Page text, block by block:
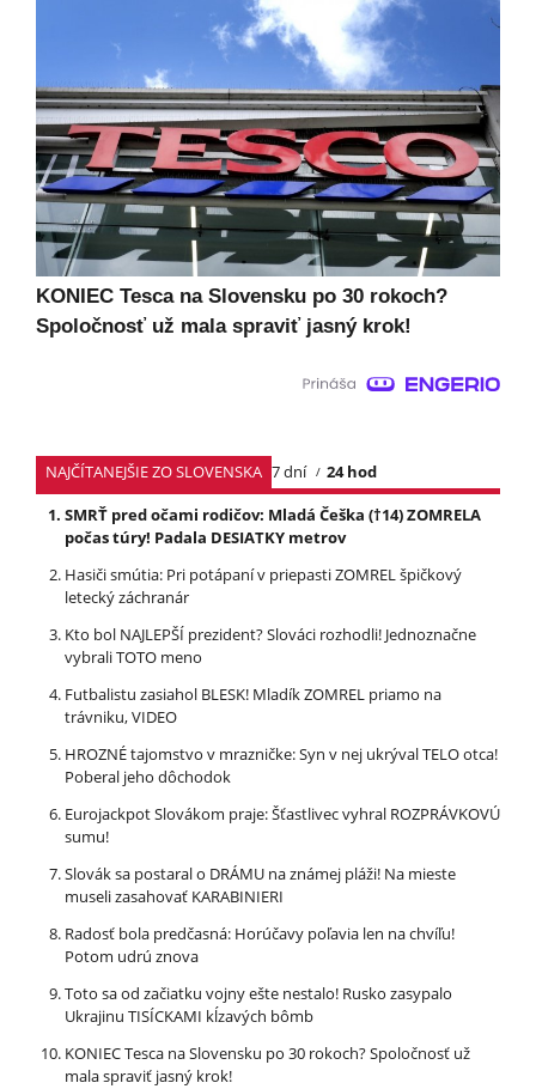
KONIEC Tesca na Slovensku po 30 rokoch?
Spoločnosť už mala spraviť jasný krok!
NAJČÍTANEJŠIE ZO SLOVENSKA 7 dní
24 hod
SMRŤ pred očami rodičov: Mladá Češka (†14) ZOMRELA
počas túry! Padala DESIATKY metrov
Hasiči smútia: Pri potápaní v priepasti ZOMREL špičkový
letecký záchranár
Kto bol NAJLEPŠÍ prezident? Slováci rozhodli! Jednoznačne
vybrali TOTO meno
Futbalistu zasiahol BLESK! Mladík ZOMREL priamo na
trávniku, VIDEO
HROZNÉ tajomstvo v mrazničke: Syn v nej ukrýval TELO otca!
Poberal jeho dôchodok
Eurojackpot Slovákom praje: Šťastlivec vyhral ROZPRÁVKOVÚ
sumu!
Slovák sa postaral o DRÁMU na známej pláži! Na mieste
museli zasahovať KARABINIERI
Radosť bola predčasná: Horúčavy poľavia len na chvíľu!
Potom udrú znova
Toto sa od začiatku vojny ešte nestalo! Rusko zasypalo
Ukrajinu TISÍCKAMI kĺzavých bômb
KONIEC Tesca na Slovensku po 30 rokoch? Spoločnosť už
mala spraviť jasný krok!